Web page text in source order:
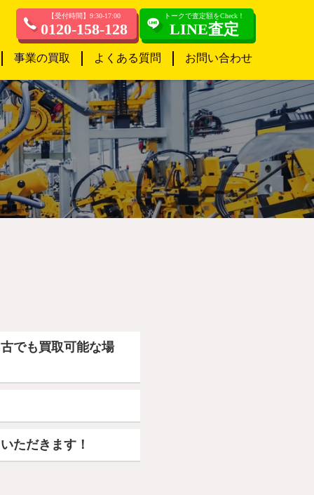
【受付時間】9:30-17:00
0120-158-128
トークで査定額をCheck！
LINE査定
事業の買取 よくある質問 お問い合わせ
でも買取可能な場
ただきます！